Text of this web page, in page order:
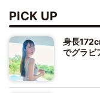
PICK UP
身長
でグラビ